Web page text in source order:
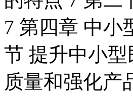
7 第四章 中小
节 提升中小
质量和强化产